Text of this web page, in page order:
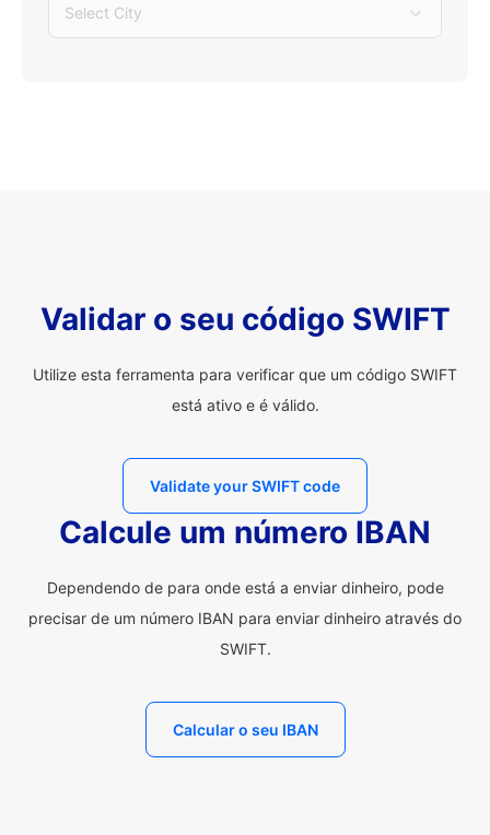
Select City
Validar o seu código SWIFT
Utilize esta ferramenta para verificar que um código SWIFT
está ativo e é válido.
Validate your SWIFT code
Calcule um número IBAN
Dependendo de para onde está a enviar dinheiro, pode
precisar de um número IBAN para enviar dinheiro através do
SWIFT.
Calcular o seu IBAN